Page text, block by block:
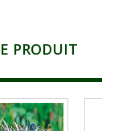
PRODUIT